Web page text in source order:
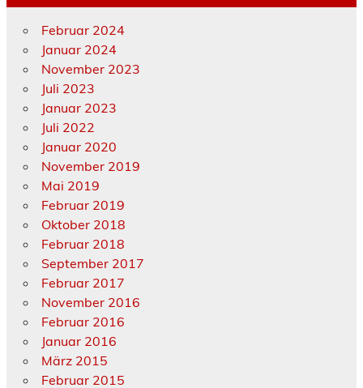
Februar 2024
Januar 2024
November 2023
Juli 2023
Januar 2023
Juli 2022
Januar 2020
November 2019
Mai 2019
Februar 2019
Oktober 2018
Februar 2018
September 2017
Februar 2017
November 2016
Februar 2016
Januar 2016
März 2015
Februar 2015